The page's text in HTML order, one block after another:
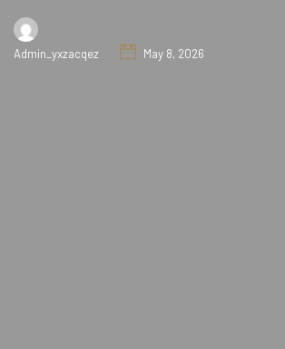
Admin_yxzacqez May 8, 2026